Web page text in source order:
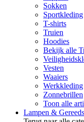
Sokken
Sportkleding
T-shirts
Truien
Hoodies
Bekijk alle
Vesten
Waaiers
Werkkleding
Zonnebrillen
Toon alle
Lampen &